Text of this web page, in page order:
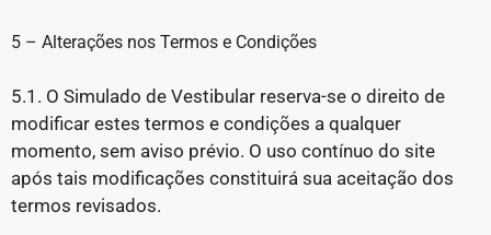
5 – Alterações nos Termos e Condições
5.1. O Simulado de Vestibular reserva-se o direito de
modificar estes termos e condições a qualquer
momento, sem aviso prévio. O uso contínuo do site
após tais modificações constituirá sua aceitação dos
termos revisados.